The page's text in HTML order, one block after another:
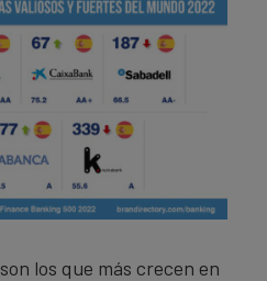
son los que más crecen en